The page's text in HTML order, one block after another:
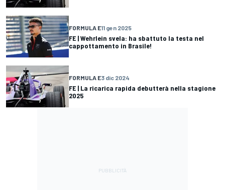
FORMULA E11 gen 2025
FE | Wehrlein svela: ha sbattuto la testa nel
cappottamento in Brasile!
FORMULA E3 dic 2024
FE | La ricarica rapida debutterà nella stagione
2025